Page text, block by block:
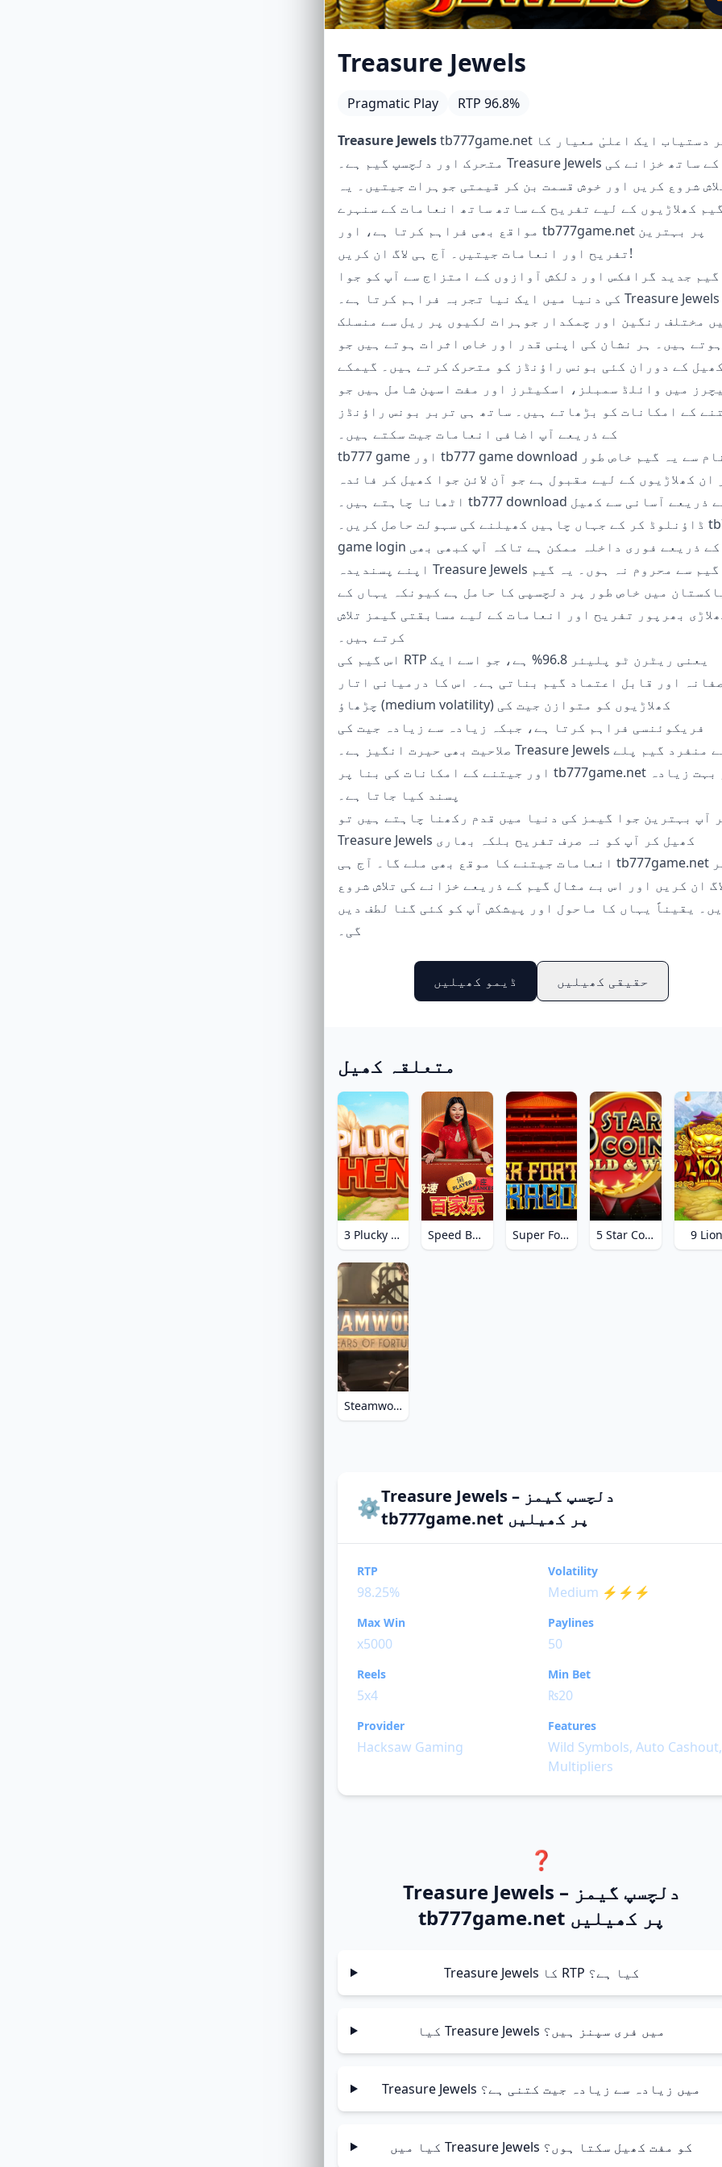
Treasure Jewels
Pragmatic Play RTP 96.8%
Treasure Jewelstb777game.net پر دستیاب ایک اعلیٰ معیار کا
متحرک اور دلچسپ گیم ہے۔ Treasure Jewels کے ساتھ خزانے کی
شروع کریں اور خوش قسمت بن کر قیمتی جوہرات جیتیں۔ یہ
کھلاڑیوں کے لیے تفریح کے ساتھ ساتھ انعامات کے سنہرے
مواقع بھی فراہم کرتا ہے، اور tb777game.net پر بہترین
تفریح اور انعامات جیتیں۔ آج ہی لاگ ان کریں!
جدید گرافکس اور دلکش آوازوں کے امتزاج سے آپ کو جوا
کی دنیا میں ایک نیا تجربہ فراہم کرتا ہے۔ Treasure Jewels
مختلف رنگین اور چمکدار جوہرات لکیوں پر ریل سے منسلک
ہوتے ہیں۔ ہر نشان کی اپنی قدر اور خاص اثرات ہوتے ہیں جو
کے دوران کئی بونس راؤنڈز کو متحرک کرتے ہیں۔ گیمکے
میں وائلڈ سمبلز، اسکیٹرز اور مفت اسپن شامل ہیں جو
کے امکانات کو بڑھاتے ہیں۔ ساتھ ہی تربر بونس راؤنڈز
کے ذریعے آپ اضافی انعامات جیت سکتے ہیں۔
tb777 game اور tb777 game download کے نام سے یہ گیم خاص طور
ان کھلاڑیوں کے لیے مقبول ہے جو آن لائن جوا کھیل کر فائدہ
اٹھانا چاہتے ہیں۔ tb777 download کے ذریعے آسانی سے کھیل
ڈاؤنلوڈ کر کے جہاں چاہیں کھیلنے کی سہولت حاصل کریں۔ tb777
game login کے ذریعے فوری داخلہ ممکن ہے تاکہ آپ کبھی بھی
اپنے پسندیدہ Treasure Jewels گیم سے محروم نہ ہوں۔ یہ گیم
میں خاص طور پر دلچسپی کا حامل ہے کیونکہ یہاں کے
بھرپور تفریح اور انعامات کے لیے مسابقتی گیمز تلاش
کرتے ہیں۔
اس گیم کی RTP یعنی ریٹرن ٹو پلیئر 96.8% ہے، جو اسے ایک
اور قابل اعتماد گیم بناتی ہے۔ اس کا درمیانی اتار
چڑھاؤ (medium volatility) کھلاڑیوں کو متوازن جیت کی
فریکوئنسی فراہم کرتا ہے، جبکہ زیادہ سے زیادہ جیت کی
صلاحیت بھی حیرت انگیز ہے۔ Treasure Jewels اپنے منفرد گیم پلے
اور جیتنے کے امکانات کی بنا پر tb777game.net پر بہت زیادہ
پسند کیا جاتا ہے۔
آپ بہترین جوا گیمز کی دنیا میں قدم رکھنا چاہتے ہیں تو
Treasure Jewels کھیل کر آپ کو نہ صرف تفریح بلکہ بھاری
انعامات جیتنے کا موقع بھی ملے گا۔ آج ہی tb777game.net پر
ان کریں اور اس بے مثال گیم کے ذریعے خزانے کی تلاش شروع
یقیناً یہاں کا ماحول اور پیشکش آپ کو کئی گنا لطف دیں
گی۔
ڈیمو کھیلیں حقیقی کھیلیں
متعلقہ کھیل
3 Plucky Hens Speed Baccarat 1 Super Fortune Dragon 5 Star Coins_ Hold and Win 9
Steamworks Gears of Fortune
⚙️Treasure Jewels – دلچسپ گیمز
tb777game.net پر کھیلیں
RTP
98.25%
Volatility
Medium ⚡⚡⚡
Max Win
x5000
Paylines
50
Reels
5x4
Min Bet
₨20
Provider
Hacksaw Gaming
Features
Wild Symbols, Auto Cashout,
Multipliers
❓
Treasure Jewels – دلچسپ گیمز
tb777game.net پر کھیلیں
Treasure Jewels کا RTP کیا ہے؟
کیا Treasure Jewels میں فری سپنز ہیں؟
Treasure Jewels میں زیادہ سے زیادہ جیت کتنی ہے؟
کیا میں Treasure Jewels کو مفت کھیل سکتا ہوں؟